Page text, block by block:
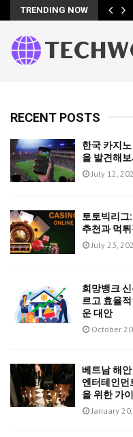
TRENDING NOW
RECENT POSTS
한국 카지
을 발견해
July 12,
토토빅리그
추천과 먹
July 23,
희망뱅크
르고 효율
운 대안
October
베트남 해
엔터테인먼
을 위한 가
January